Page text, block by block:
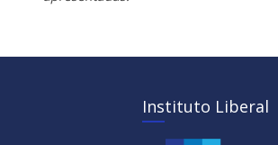
Instituto Liberal